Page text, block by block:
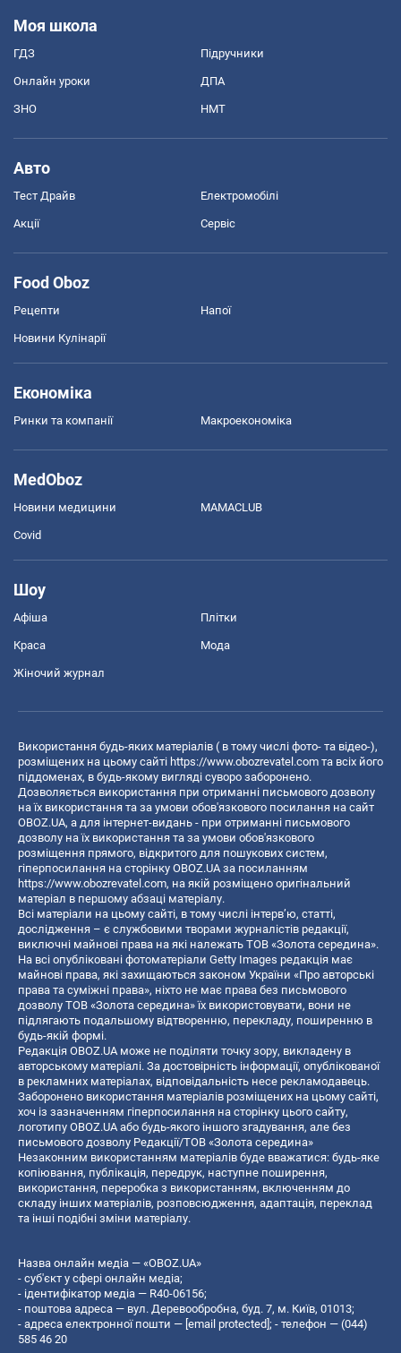
Моя школа
ГДЗ Підручники
Онлайн уроки ДПА
ЗНО НМТ
Авто
Тест Драйв Електромобілі
Акції Сервіс
Food Oboz
Рецепти Напої
Новини Кулінарії
Економіка
Ринки та компанії Макроекономіка
MedOboz
Новини медицини MAMACLUB
Covid
Шоу
Афіша Плітки
Краса Мода
Жіночий журнал
Використання будь-яких матеріалів ( в тому числі фото- та відео-),
розміщених на цьому сайті https://www.obozrevatel.com та всіх його
піддоменах, в будь-якому вигляді суворо заборонено.
Дозволяється використання при отриманні письмового дозволу
на їх використання та за умови обов'язкового посилання на сайт
OBOZ.UA, а для інтернет-видань - при отриманні письмового
дозволу на їх використання та за умови обов'язкового
розміщення прямого, відкритого для пошукових систем,
гіперпосилання на сторінку OBOZ.UA за посиланням
https://www.obozrevatel.com, на якій розміщено оригінальний
матеріал в першому абзаці матеріалу.
Всі матеріали на цьому сайті, в тому числі інтерв’ю, статті,
дослідження – є службовими творами журналістів редакції,
виключні майнові права на які належать ТОВ «Золота середина».
На всі опубліковані фотоматеріали Getty Images редакція має
майнові права, які захищаються законом України «Про авторські
права та суміжні права», ніхто не має права без письмового
дозволу ТОВ «Золота середина» їх використовувати, вони не
підлягають подальшому відтворенню, перекладу, поширенню в
будь-якій формі.
Редакція OBOZ.UA може не поділяти точку зору, викладену в
авторському матеріалі. За достовірність інформації, опублікованої
в рекламних матеріалах, відповідальність несе рекламодавець.
Заборонено використання матеріалів розміщених на цьому сайті,
хоч із зазначенням гіперпосилання на сторінку цього сайту,
логотипу OBOZ.UA або будь-якого іншого згадування, але без
письмового дозволу Редакції/ТОВ «Золота середина»
Незаконним використанням матеріалів буде вважатися: будь-яке
копiювання, публiкацiя, передрук, наступне поширення,
використання, переробка з використанням, включенням до
складу інших матеріалів, розповсюдження, адаптація, переклад
та інші подібні зміни матеріалу.
Назва онлайн медіа — «OBOZ.UA»
- суб'єкт у сфері онлайн медіа;
- ідентифікатор медіа — R40-06156;
- поштова адреса — вул. Деревообробна, буд. 7, м. Київ, 01013;
- адреса електронної пошти — [email protected] ; - телефон — (044)
585 46 20